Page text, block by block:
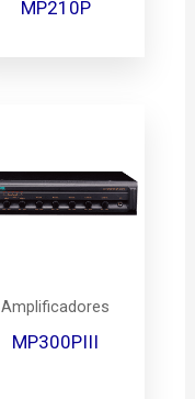
MP210P
Amplificadores
MP300PIII